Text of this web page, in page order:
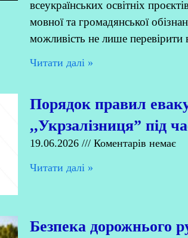
всеукраїнських освітніх
мовної та громадянської
можливість не лише перевірити
Читати далi »
Порядок правил
,,Укрзалізниця” під
19.06.2026 Коментарів немає
Читати далi »
Безпека дорожнього